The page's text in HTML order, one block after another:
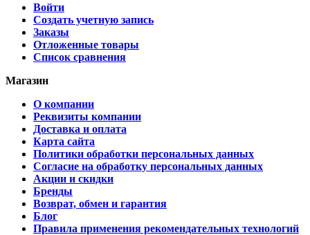
Войти
Создать учетную запись
Заказы
Отложенные товары
Список сравнения
Магазин
О компании
Реквизиты компании
Доставка и оплата
Карта сайта
Политики обработки персональных данных
Согласие на обработку персональных данных
Акции и скидки
Бренды
Возврат, обмен и гарантия
Блог
Правила применения рекомендательных технологий